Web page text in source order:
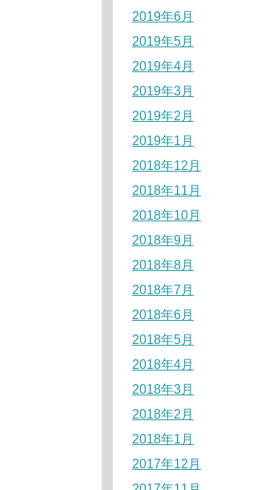
2019年6月
2019年5月
2019年4月
2019年3月
2019年2月
2019年1月
2018年12月
2018年11月
2018年10月
2018年9月
2018年8月
2018年7月
2018年6月
2018年5月
2018年4月
2018年3月
2018年2月
2018年1月
2017年12月